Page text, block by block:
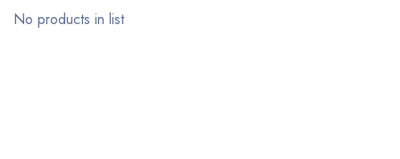
No products in list